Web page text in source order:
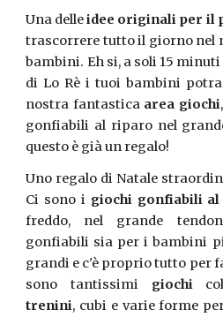
Una delleidee originali per il
trascorrere tutto il giorno nel
bambini. Eh si, a soli 15
di Lo Rè i tuoi bambini
nostra fantastica area giochi
gonfiabili al riparo nel
questo è già un regalo!
Uno regalo di Natale
Ci sono i giochi gonfiabili al
freddo, nel grande
gonfiabili sia per i bambini
grandi e c'è proprio tutto per
sono tantissimi giochi
trenini, cubi e varie forme